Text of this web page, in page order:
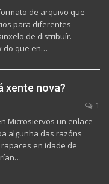
de arquivo que
para diferentes
de distribuír.
do que en…
xente nova?
1
Microsiervos un enlace
algunha das razóns
en idade de